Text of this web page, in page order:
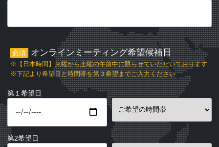
必須 オンラインミーティング希望候補日
※【日本時間】火曜から土曜の午前中に限らせていただいております
※下記より希望日と時間帯を第３希望までご入力ください
第１希望日
第2希望日